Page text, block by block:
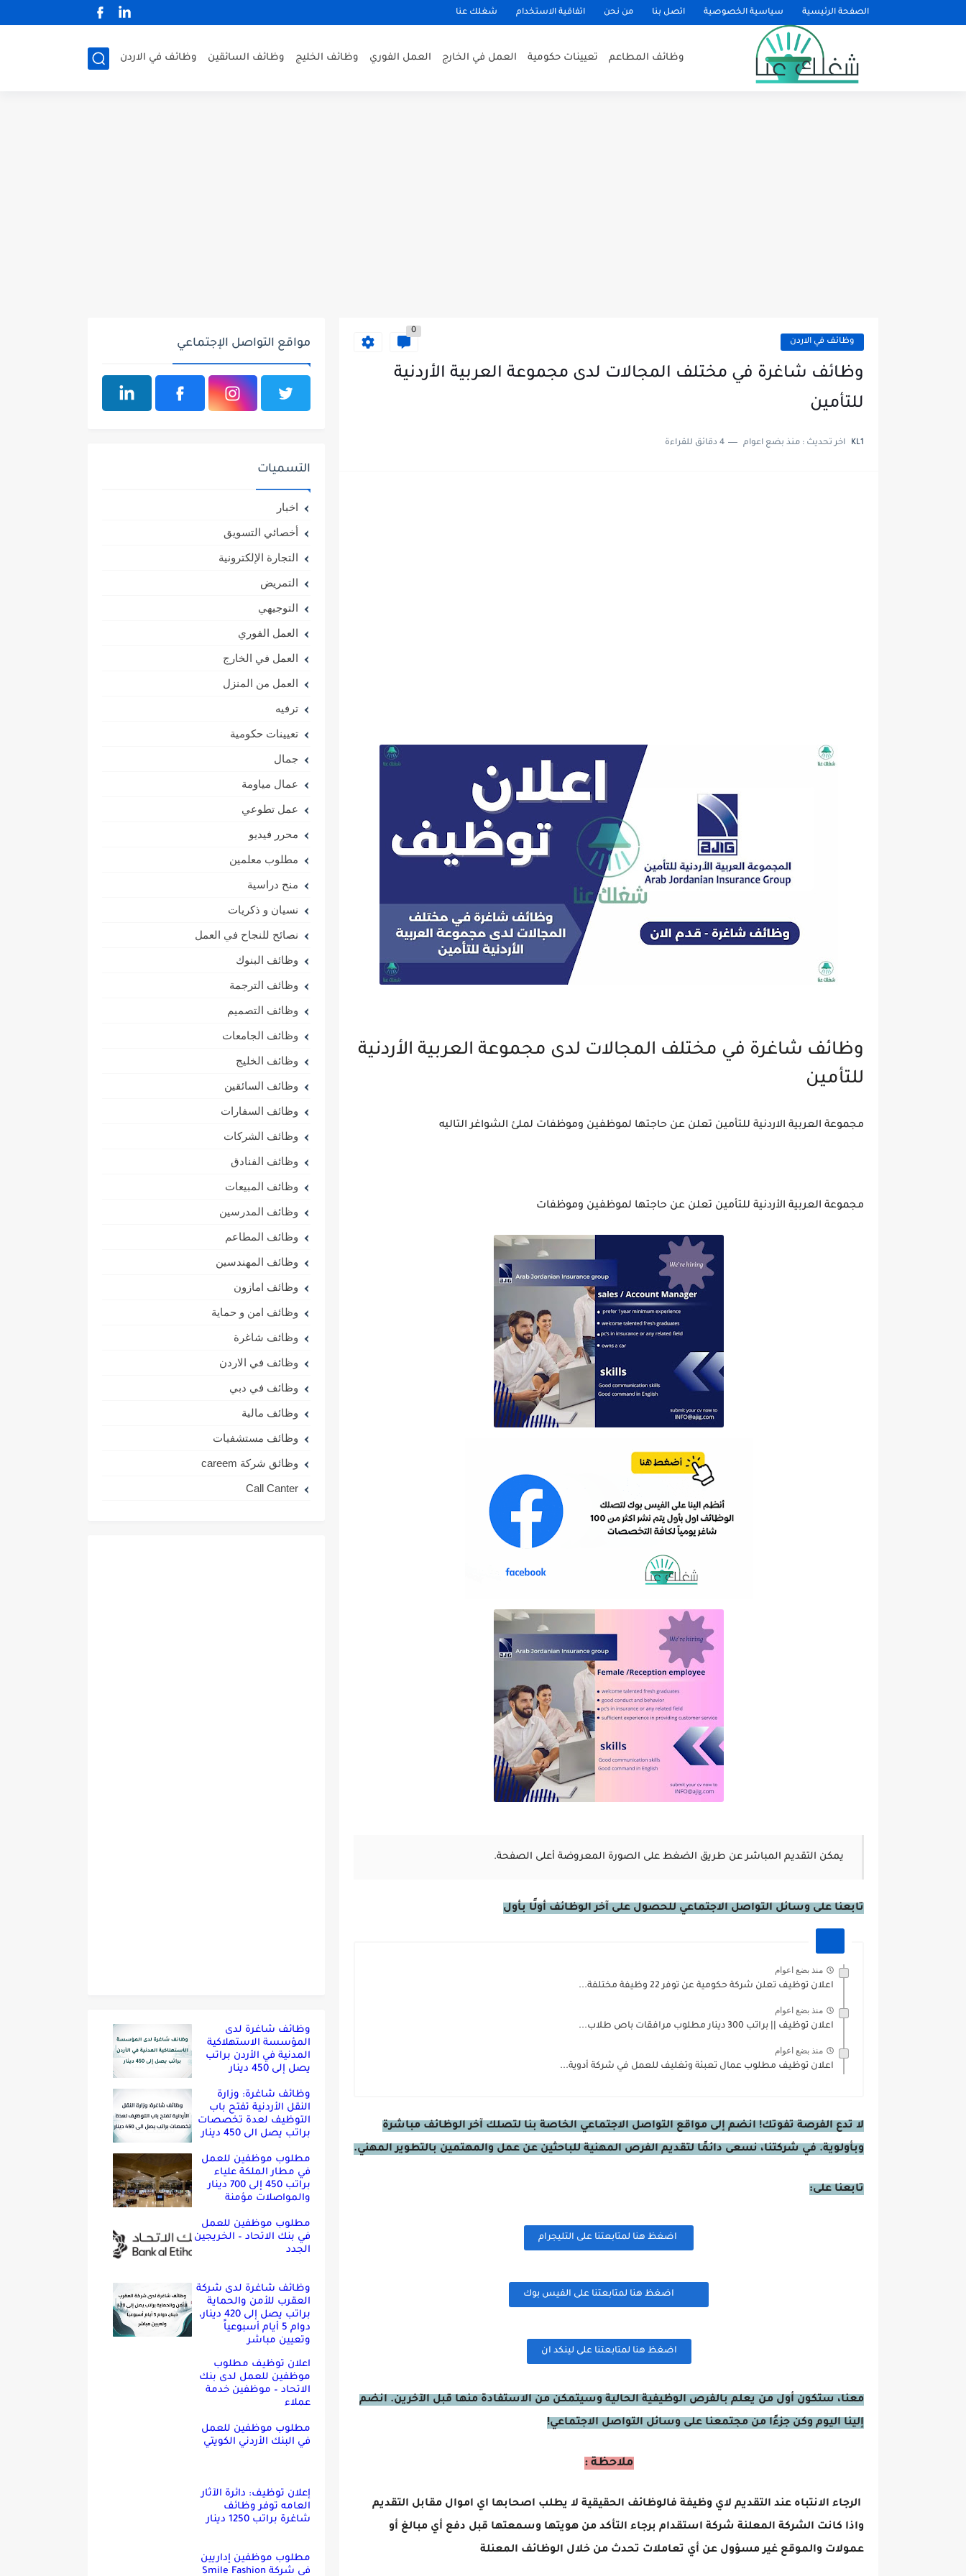
الصفحة الرئيسية سياسية الخصوصية اتصل بنا من نحن اتفاقية الاستخدام شغلك عنا
وظائف المطاعم تعيينات حكومية العمل في الخارج العمل الفوري وظائف الخليج وظائف السائقين وظائف في الاردن
وظائف في الاردن
0
وظائف شاغرة في مختلف المجالات لدى مجموعة العربية الأردنية
للتأمين
KL1 اخر تحديث : منذ بضع اعوام 4 دقائق للقراءة
وظائف شاغرة في مختلف المجالات لدى مجموعة العربية الأردنية
للتأمين
مجموعة العربية الاردنية للتأمين تعلن عن حاجتها لموظفين وموظفات لملئ الشواغر التاليه
مجموعة العربية الأردنية للتأمين تعلن عن حاجتها لموظفين وموظفات
يمكن التقديم المباشر عن طريق الضغط على الصورة المعروضة أعلى الصفحة.
تابعنا على وسائل التواصل الاجتماعي للحصول على آخر الوظائف أولًا بأول
منذ بضع اعوام
اعلان توظيف تعلن شركة حكومية عن توفر 22 وظيفة مختلفة...
منذ بضع اعوام
اعلان توظيف || براتب 300 دينار مطلوب مرافقات باص طلاب...
منذ بضع اعوام
اعلان توظيف مطلوب عمال تعبئة وتغليف للعمل في شركة أدوية...
لا تدع الفرصة تفوتك! انضم إلى مواقع التواصل الاجتماعي الخاصة بنا لتصلك آخر الوظائف مباشرة
وبأولوية. في شركتنا، نسعى دائمًا لتقديم الفرص المهنية للباحثين عن عمل والمهتمين بالتطوير المهني.
تابعنا على:
اضغظ هنا لمتابعتنا على التليجرام
اضغظ هنا لمتابعتنا على الفيس بوك
اضغظ هنا لمتابعتنا على لينكد ان
معنا، ستكون أول من يعلم بالفرص الوظيفية الحالية وسيتمكن من الاستفادة منها قبل الآخرين. انضم
إلينا اليوم وكن جزءًا من مجتمعنا على وسائل التواصل الاجتماعي!
ملاحظة :
الرجاء الانتباه عند التقديم لاي وظيفة فالوظائف الحقيقية لا يطلب اصحابها اي اموال مقابل التقديم
واذا كانت الشركة المعلنة شركة استقدام برجاء التأكد من هويتها وسمعتها قبل دفع أي مبالغ أو
عمولات والموقع غير مسؤول عن أي تعاملات تحدث من خلال الوظائف المعنلة
مواقع التواصل الإجتماعي
التسميات
اخبار
أخصائي التسويق
التجارة الإلكترونية
التمريض
التوجيهي
العمل الفوري
العمل في الخارج
العمل من المنزل
ترفيه
تعيينات حكومية
جمال
عمال مياومة
عمل تطوعي
محرر فيديو
مطلوب معلمين
منح دراسية
نسيان و ذكريات
نصائح للنجاح في العمل
وظائف البنوك
وظائف الترجمة
وظائف التصميم
وظائف الجامعات
وظائف الخليج
وظائف السائقين
وظائف السفارات
وظائف الشركات
وظائف الفنادق
وظائف المبيعات
وظائف المدرسين
وظائف المطاعم
وظائف المهندسين
وظائف امازون
وظائف امن و حماية
وظائف شاغرة
وظائف في الاردن
وظائف في دبي
وظائف مالية
وظائف مستشفيات
وظائق شركة careem
Call Canter
وظائف شاغرة لدى
المؤسسة الاستهلاكية
المدنية في الأردن براتب
يصل إلى 450 دينار
وظائف شاغرة: وزارة
النقل الأردنية تفتح باب
التوظيف لعدة تخصصات
براتب يصل الى 450 دينار
مطلوب موظفين للعمل
في مطار الملكة علياء
براتب 450 إلى 700 دينار
والمواصلات مؤمنة
مطلوب موظفين للعمل
في بنك الاتحاد – الخريجين
الجدد
وظائف شاغرة لدى شركة
العقرب للأمن والحماية
براتب يصل إلى 420 دينار،
دوام 5 أيام أسبوعياً
وتعيين مباشر
اعلان توظيف مطلوب
موظفين للعمل لدى بنك
الاتحاد – موظفين خدمة
عملاء
مطلوب موظفين للعمل
في البنك الأردني الكويتي
إعلان توظيف: دائرة الآثار
العامه توفر وظائف
شاغرة براتب 1250 دينار
مطلوب موظفين إداريين
في شركة Smile Fashion